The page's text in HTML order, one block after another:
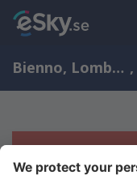
Bienno, Lombardy, Italien ,